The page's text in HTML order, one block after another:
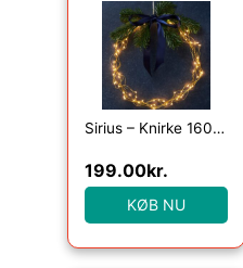
Sirius – Knirke 160 lys, Klar/Guld
199.00kr.
KØB NU